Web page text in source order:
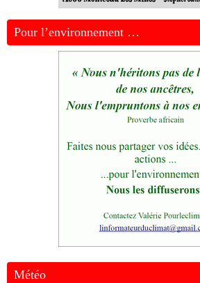
Pour l’environnement …
Météo